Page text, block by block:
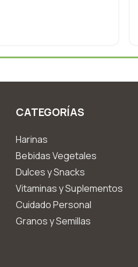
CATEGORÍAS
Harinas
Bebidas Vegetales
Dulces y Snacks
Vitaminas y Suplementos
Cuidado Personal
Granos y Semillas